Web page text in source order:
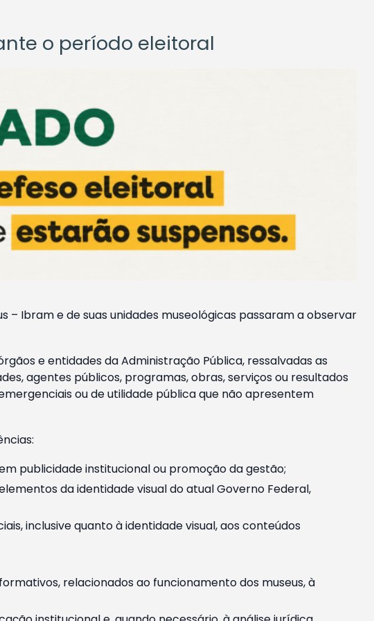
o período eleitoral
– Ibram e de suas unidades museológicas passaram a observar
e entidades da Administração Pública, ressalvadas as
agentes públicos, programas, obras, serviços ou resultados
ou de utilidade pública que não apresentem
publicidade institucional ou promoção da gestão;
da identidade visual do atual Governo Federal,
inclusive quanto à identidade visual, aos conteúdos
relacionados ao funcionamento dos museus, à